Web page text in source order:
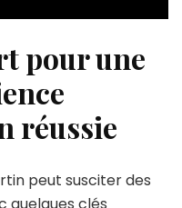
pour une
réussie
peut susciter des